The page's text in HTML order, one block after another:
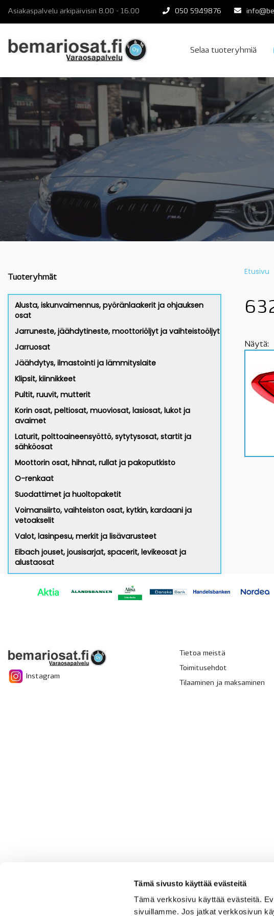
Tämä sivusto käyttää evästeitä
Tämä verkkosivu käyttää evästeitä.
sivuillamme. Jos jatkat verkkosivun
content
Asiakaspalvelu arkipäivisin 8.00 - 16.00 050 5949876
Selaa tuoteryhmiä
Tuoteryhmät
Alusta, iskunvaimennus, pyöränlaakerit ja ohjauksen
osat
Jarruneste, jäähdytineste, moottoriöljyt ja vaihteistoöljyt
Jarruosat
Jäähdytys, ilmastointi ja lämmityslaite
Klipsit, kiinnikkeet
Pultit, ruuvit, mutterit
Korin osat, peltiosat, muoviosat, lasiosat, lukot ja
avaimet
Laturit, polttoaineensyöttö, sytytysosat, startit ja
sähköosat
Moottorin osat, hihnat, rullat ja pakoputkisto
O-renkaat
Suodattimet ja huoltopaketit
Voimansiirto, vaihteiston osat, kytkin, kardaani ja
vetoakselit
Valot, lasinpesu, merkit ja lisävarusteet
Eibach jouset, jousisarjat, spacerit, levikeosat ja
alustaosat
Etusivu
Näytä:
Instagram
Tietoa meistä
Toimitusehdot
Tilaaminen ja maksaminen